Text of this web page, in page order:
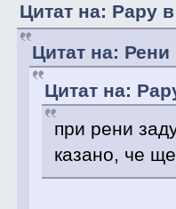
Цитат на: Papy
Цитат на:
Цитат на:
при рени
казано, че